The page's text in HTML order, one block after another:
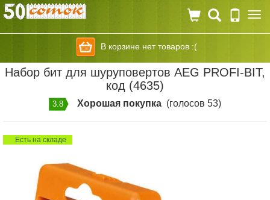
В корзине нет товаров :(
Набор бит для шуруповертов AEG PROFI-BIT,
код (4635)
3.8 Хорошая покупка (голосов 53)
Есть на складе